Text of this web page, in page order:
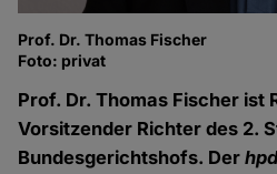
Prof. Dr. Thomas Fischer
Foto: privat
Prof. Dr. Thomas Fischer ist
Vorsitzender Richter des 2.
Bundesgerichtshofs. Der